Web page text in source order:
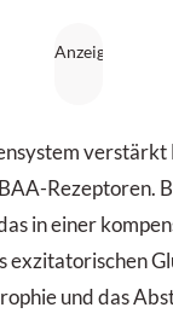
verstärkt
Rezeptoren.
in einer
exzitatorischen
und das